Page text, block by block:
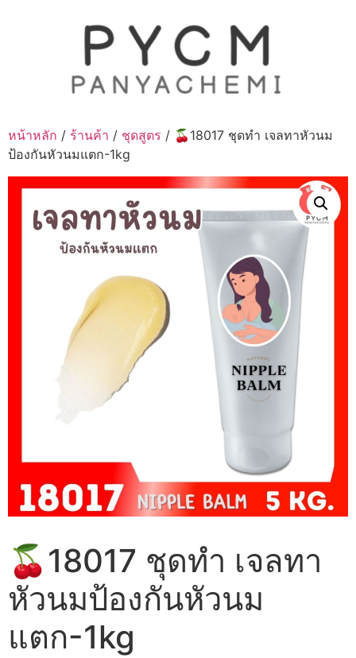
หน้าหลัก / ร้านค้า / ชุดสูตร / 🍒18017 ชุดทำ เจลทาหัวนม
ป้องกันหัวนมแตก-1kg
🍒18017 ชุดทำ เจลทา
หัวนมป้องกันหัวนม
แตก-1kg